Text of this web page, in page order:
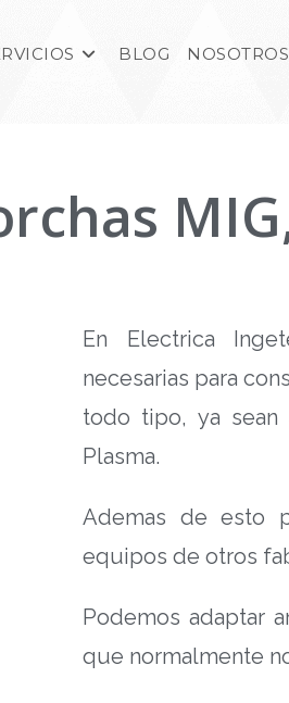
BLOG NOSOTROS
En Electrica
necesarias para
todo tipo, ya sean
Plasma.
Ademas de esto
equipos de otros
Podemos adaptar
que normalmente